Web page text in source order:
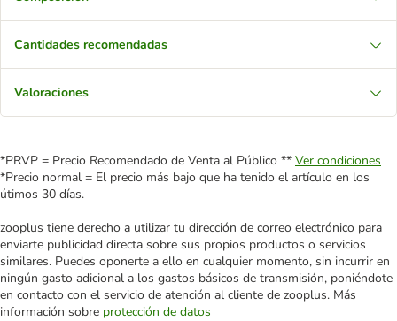
Cantidades recomendadas
Valoraciones
*PRVP = Precio Recomendado de Venta al Público ** Ver condiciones
*Precio normal = El precio más bajo que ha tenido el artículo en los
útimos 30 días.
zooplus tiene derecho a utilizar tu dirección de correo electrónico para
enviarte publicidad directa sobre sus propios productos o servicios
similares. Puedes oponerte a ello en cualquier momento, sin incurrir en
ningún gasto adicional a los gastos básicos de transmisión, poniéndote
en contacto con el servicio de atención al cliente de zooplus. Más
información sobre protección de datos